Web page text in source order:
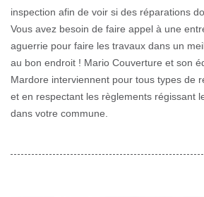
inspection afin de voir si des réparations
Vous avez besoin de faire appel à une
aguerrie pour faire les travaux dans un
au bon endroit ! Mario Couverture et son
Mardore interviennent pour tous types de
et en respectant les règlements régissant
dans votre commune.